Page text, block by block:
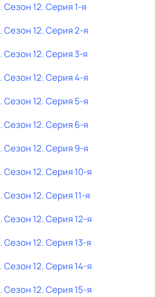
. Сезон 12. Серия 1-я
. Сезон 12. Серия 2-я
. Сезон 12. Серия 3-я
. Сезон 12. Серия 4-я
. Сезон 12. Серия 5-я
. Сезон 12. Серия 6-я
. Сезон 12. Серия 9-я
. Сезон 12. Серия 10-я
. Сезон 12. Серия 11-я
. Сезон 12. Серия 12-я
. Сезон 12. Серия 13-я
. Сезон 12. Серия 14-я
. Сезон 12. Серия 15-я